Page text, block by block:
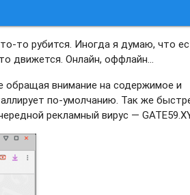
то рубится. Иногда я думаю, что
движется. Онлайн, оффлайн…
обращая внимание на содержимое и
по-умолчанию. Так же
рекламный вирус —